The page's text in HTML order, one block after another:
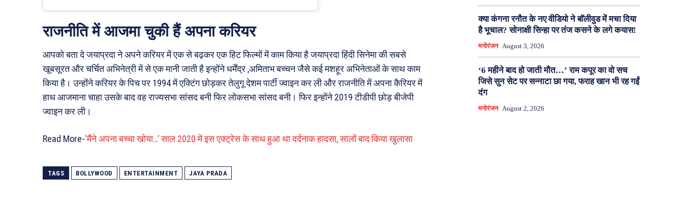
राजनीति में आजमा चुकी हैं अपना करियर
आपको बता दे जयाप्रदा ने अपने करियर में एक से बढ़कर एक हिट फिल्मों में काम किया है जयाप्रदा हिंदी सिनेमा की सबसे
खूबसूरत और चर्चित अभिनेत्री में से एक मानी जाती है इन्होंने धर्मेंद्र ,अमिताभ बच्चन जैसे कई मशहूर अभिनेताओं के साथ काम
किया है। उन्होंने करियर के पिच पर 1994 में एक्टिंग छोड़कर तेलुगू देशम पार्टी ज्वाइन कर ली और राजनीति में अपना कैरियर में
हाथ आजमाना चाहा उसके बाद वह राज्यसभा सांसद बनी फिर लोकसभा सांसद बनी। फिर इन्होंने 2019 टीडीपी छोड़ बीजेपी
ज्वाइन कर ली।
Read More-‘मैंने अपना बच्चा खोया…’ साल 2020 में इस एक्ट्रेस के साथ हुआ था दर्दनाक हादसा, सालों बाद किया खुलासा
TAGS BOLLYWOOD ENTERTAINMENT JAYA PRADA
क्या कंगना रनौत के नए वीडियो ने बॉलीवुड में मचा दिया
है भूचाल? सोनाक्षी सिन्हा पर तंज कसने के लगे कयास!
मनोरंजन August 3, 2026
‘6 महीने बाद हो जाती मौत…’ राम कपूर का वो सच
जिसे सुन सेट पर सन्नाटा छा गया, फराह खान भी रह गईं
दंग
मनोरंजन August 2, 2026